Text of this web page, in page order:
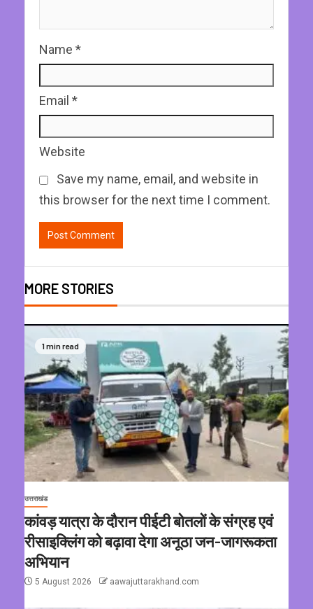
Name *
Email *
Website
Save my name, email, and website in
this browser for the next time I comment.
MORE STORIES
1 min read
उत्तराखंड
कांवड़ यात्रा के दौरान पीईटी बोतलों के संग्रह एवं
रीसाइक्लिंग को बढ़ावा देगा अनूठा जन-जागरूकता
अभियान
5 August 2026 aawajuttarakhand.com